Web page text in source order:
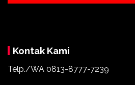
Kontak Kami
Telp./WA 0813-8777-7239